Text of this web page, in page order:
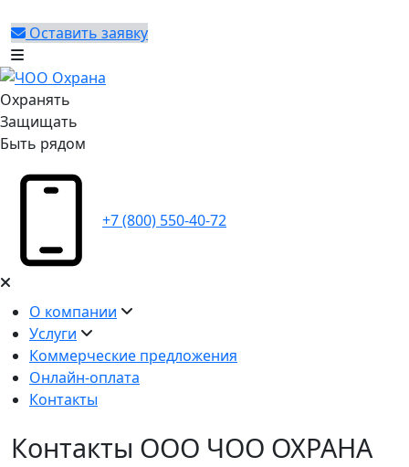
Оставить заявку
Охранять
Защищать
Быть рядом
+7 (800) 550-40-72
О компании
Услуги
Коммерческие предложения
Онлайн-оплата
Контакты
Контакты ООО ЧОО ОХРАНА